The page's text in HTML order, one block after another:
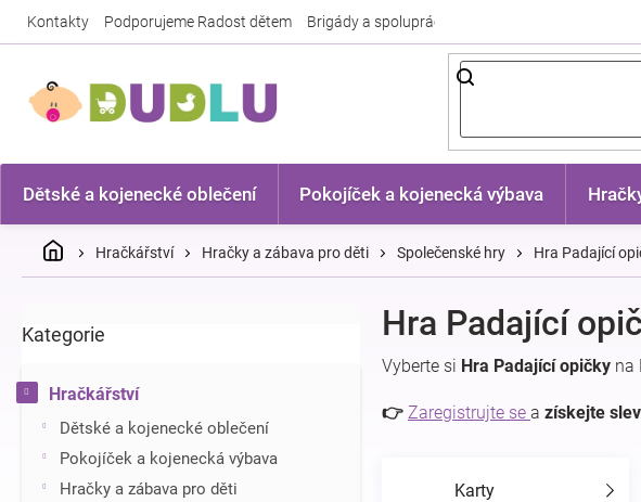
Kontakty Podporujeme Radost dětem Brigády a spolupráce
Dětské a kojenecké oblečení Pokojíček a kojenecká výbava
DomůHračkářství Hračky a zábava pro děti Společenské hry Hra Padající
o
t
r
Přeskočit
Kategorie
Hračkářství
Dětské a kojenecké oblečení
Pokojíček a kojenecká výbava
Hračky a zábava pro děti
Hra Padající
Vyberte si Hra Padající opičky na
👉 Zaregistrujte se a získejte
Karty